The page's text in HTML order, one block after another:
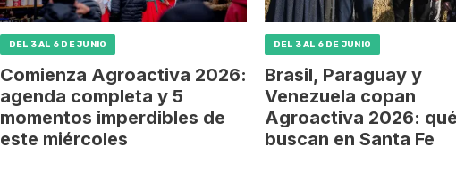
DEL 3 AL 6 DE JUNIO
Comienza Agroactiva 2026:
agenda completa y 5
momentos imperdibles de
este miércoles
DEL 3 AL 6 DE JUNIO
Brasil, Paraguay y
Venezuela copan
Agroactiva 2026:
buscan en Santa Fe